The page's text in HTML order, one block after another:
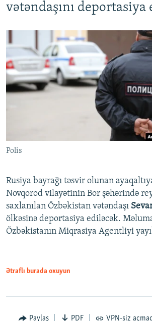
vətəndaşını
Polis
Rusiya bayrağı təsvir olunan
Novqorod vilayətinin Bor şəhərində
saxlanılan Özbəkistan vətəndaşı
ölkəsinə deportasiya ediləcək.
Özbəkistanın Miqrasiya Agentliyi
Ətraflı burada oxuyun
Paylaş PDF VPN-siz